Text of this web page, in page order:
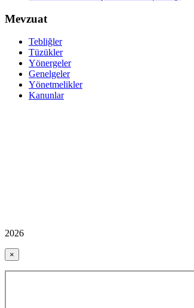
Mevzuat
Tebliğler
Tüzükler
Yönergeler
Genelgeler
Yönetmelikler
Kanunlar
2026
×